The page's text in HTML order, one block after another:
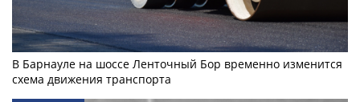
В Барнауле на шоссе Ленточный Бор временно изменится
схема движения транспорта